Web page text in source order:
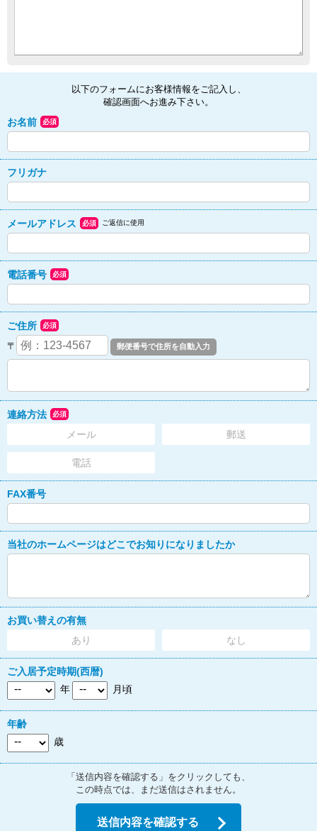
以下のフォームにお客様情報をご記入し、
確認画面へお進み下さい。
お名前 必須
フリガナ
メールアドレス 必須 ご返信に使用
電話番号 必須
ご住所 必須
〒
連絡方法 必須
メール 郵送
電話
FAX番号
当社のホームページはどこでお知りになりましたか
お買い替えの有無
あり
なし
ご入居予定時期(西暦)
年
月頃
年齢
歳
「送信内容を確認する」をクリックしても、
この時点では、まだ送信はされません。
送信内容を確認する